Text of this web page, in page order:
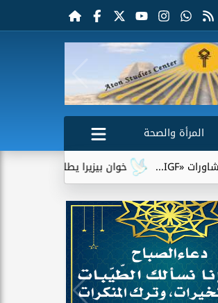
المرأة والصحة
خوان بيزيرا يطلب الرحيل عن الزمالك..